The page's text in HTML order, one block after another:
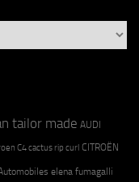
tailor made AUDI
C4 cactus rip curl CITROËN
elena fumagalli